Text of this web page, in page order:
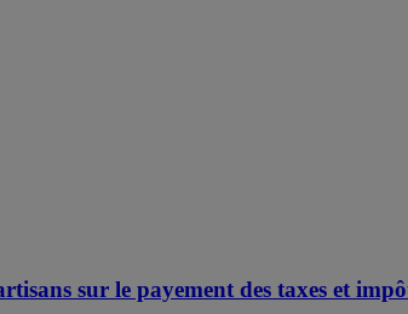
sur le payement des taxes et